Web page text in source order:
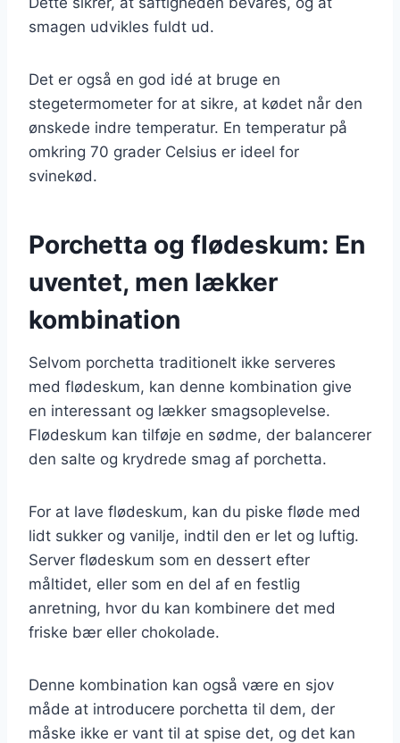
smagen udvikles fuldt ud.
Det er også en god idé at bruge en
stegetermometer for at sikre, at kødet når den
ønskede indre temperatur. En temperatur på
omkring 70 grader Celsius er ideel for
svinekød.
Porchetta og flødeskum: En
uventet, men lækker
kombination
Selvom porchetta traditionelt ikke serveres
med flødeskum, kan denne kombination give
en interessant og lækker smagsoplevelse.
Flødeskum kan tilføje en sødme, der balancerer
den salte og krydrede smag af porchetta.
For at lave flødeskum, kan du piske fløde med
lidt sukker og vanilje, indtil den er let og luftig.
Server flødeskum som en dessert efter
måltidet, eller som en del af en festlig
anretning, hvor du kan kombinere det med
friske bær eller chokolade.
Denne kombination kan også være en sjov
måde at introducere porchetta til dem, der
måske ikke er vant til at spise det, og det kan